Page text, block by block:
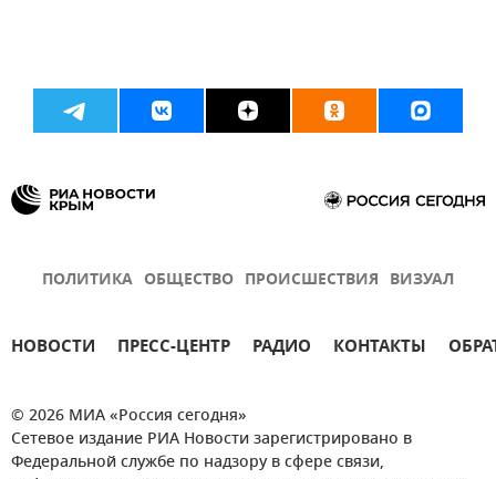
ПОЛИТИКА ОБЩЕСТВО ПРОИСШЕСТВИЯ ВИЗУАЛ
НОВОСТИ ПРЕСС-ЦЕНТР РАДИО КОНТАКТЫ
© 2026 МИА «Россия сегодня»
Сетевое издание РИА Новости зарегистрировано в
Федеральной службе по надзору в сфере связи,